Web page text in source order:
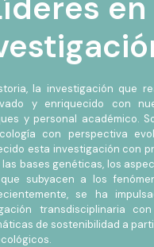
la investigación que
y enriquecido con
y personal académico.
con perspectiva
esta investigación con
bases genéticas, los
subyacen a los
se ha
transdisciplinaria
de sostenibilidad a